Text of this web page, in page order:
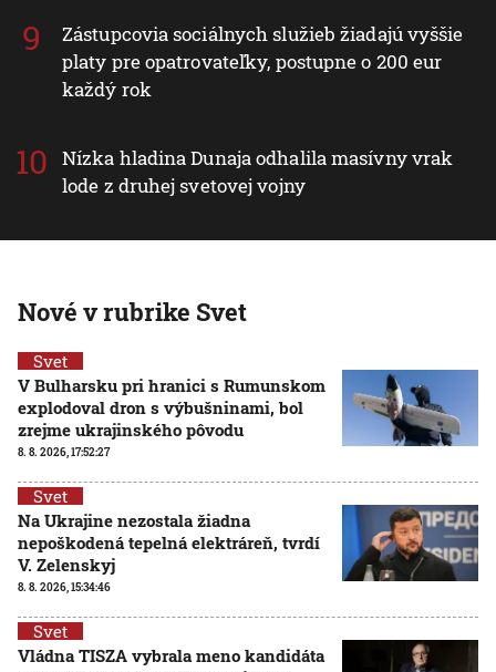
Zástupcovia sociálnych služieb žiadajú vyššie
platy pre opatrovateľky, postupne o 200 eur
každý rok
Nízka hladina Dunaja odhalila masívny vrak
lode z druhej svetovej vojny
Nové v rubrike Svet
Svet
V Bulharsku pri hranici s Rumunskom
explodoval dron s výbušninami, bol
zrejme ukrajinského pôvodu
8. 8. 2026, 17:52:27
Svet
Na Ukrajine nezostala žiadna
nepoškodená tepelná elektráreň, tvrdí
V. Zelenskyj
8. 8. 2026, 15:34:46
Svet
Vládna TISZA vybrala meno kandidáta